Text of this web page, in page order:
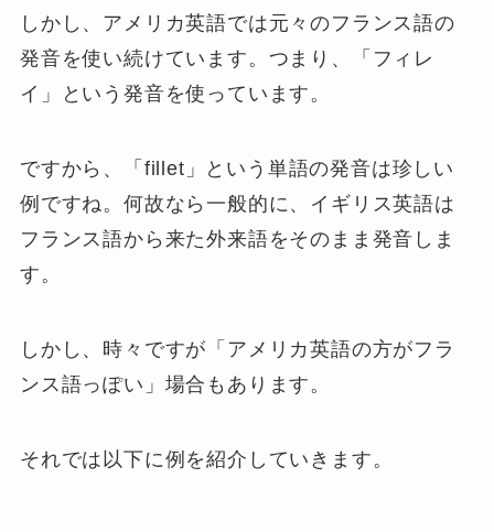
しかし、アメリカ英語では元々のフランス語の
発音を使い続けています。つまり、「フィレ
イ」という発音を使っています。
ですから、「fillet」という単語の発音は珍しい
例ですね。何故なら一般的に、イギリス英語は
フランス語から来た外来語をそのまま発音しま
す。
しかし、時々ですが「アメリカ英語の方がフラ
ンス語っぽい」場合もあります。
それでは以下に例を紹介していきます。